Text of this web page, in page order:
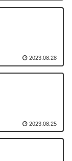
2023.08.28
2023.08.25